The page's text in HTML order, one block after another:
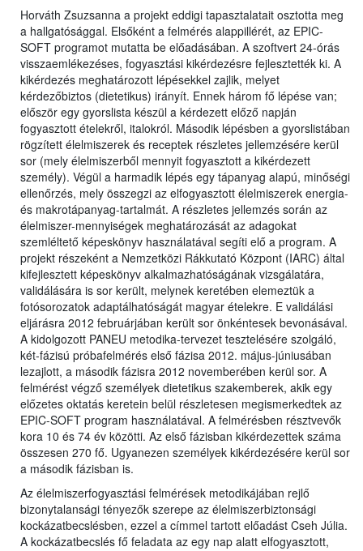
Horváth Zsuzsanna a projekt eddigi tapasztalatait osztotta meg
a hallgatósággal. Elsőként a felmérés alappillérét, az EPIC-
SOFT programot mutatta be előadásában. A szoftvert 24-órás
visszaemlékezéses, fogyasztási kikérdezésre fejlesztették ki. A
kikérdezés meghatározott lépésekkel zajlik, melyet
kérdezőbiztos (dietetikus) irányít. Ennek három fő lépése van;
először egy gyorslista készül a kérdezett előző napján
fogyasztott ételekről, italokról. Második lépésben a gyorslistában
rögzített élelmiszerek és receptek részletes jellemzésére kerül
sor (mely élelmiszerből mennyit fogyasztott a kikérdezett
személy). Végül a harmadik lépés egy tápanyag alapú, minőségi
ellenőrzés, mely összegzi az elfogyasztott élelmiszerek energia-
és makrotápanyag-tartalmát. A részletes jellemzés során az
élelmiszer-mennyiségek meghatározását az adagokat
szemléltető képeskönyv használatával segíti elő a program. A
projekt részeként a Nemzetközi Rákkutató Központ (IARC) által
kifejlesztett képeskönyv alkalmazhatóságának vizsgálatára,
validálására is sor került, melynek keretében elemeztük a
fotósorozatok adaptálhatóságát magyar ételekre. E validálási
eljárásra 2012 februárjában került sor önkéntesek bevonásával.
A kidolgozott PANEU metodika-tervezet tesztelésére szolgáló,
két-fázisú próbafelmérés első fázisa 2012. május-júniusában
lezajlott, a második fázisra 2012 novemberében kerül sor. A
felmérést végző személyek dietetikus szakemberek, akik egy
előzetes oktatás keretein belül részletesen megismerkedtek az
EPIC-SOFT program használatával. A felmérésben résztvevők
kora 10 és 74 év közötti. Az első fázisban kikérdezettek száma
összesen 270 fő. Ugyanezen személyek kikérdezésére kerül sor
a második fázisban is.
Az élelmiszerfogyasztási felmérések metodikájában rejlő
bizonytalansági tényezők szerepe az élelmiszerbiztonsági
kockázatbecslésben, ezzel a címmel tartott előadást Cseh Júlia.
A kockázatbecslés fő feladata az egy nap alatt elfogyasztott,